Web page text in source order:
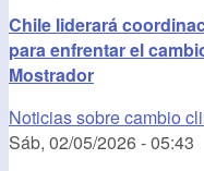
Chile liderará
para enfrentar el
Mostrador
Noticias sobre cambio
Sáb, 02/05/2026 - 05:43